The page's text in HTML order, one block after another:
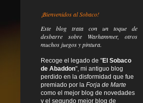
¡Bienvenidos al Sobaco!
Este blog trata con un toque de
desbarre sobre Warhammer, otros
muchos juegos y pintura.
Recoge el legado de "El Sobaco
de Abaddon", mi antiguo blog
perdido en la disformidad que fue
premiado por la Forja de Marte
como el mejor blog de novedades
y el segundo mejor blog de